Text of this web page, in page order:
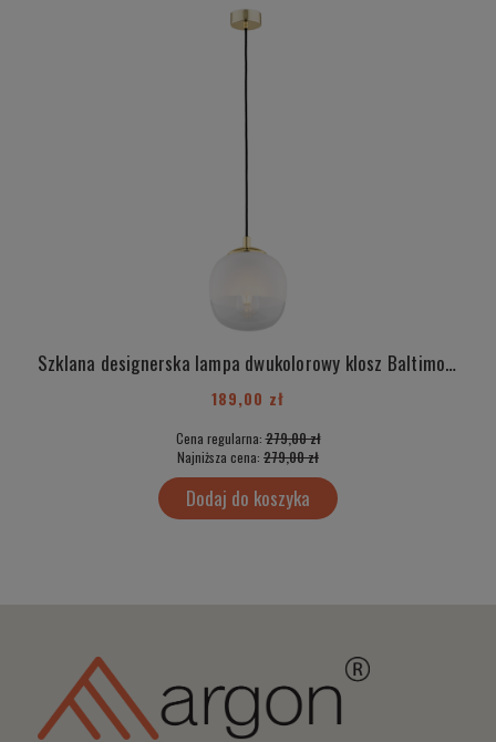
Szklana designerska lampa dwukolorowy klosz Baltimore 4675
189,00 zł
Cena regularna:279,00 zł
Najniższa cena: 279,00 zł
Dodaj do koszyka